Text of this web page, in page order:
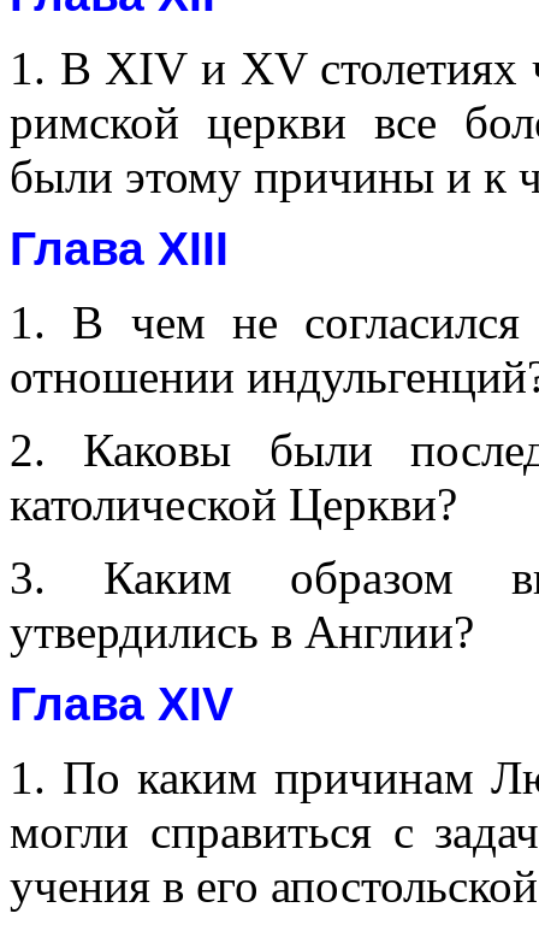
1. В XIV и XV столетиях
римской церкви все
были этому причины и к
Глава XIII
1. В чем не
отношении
2. Каковы были
католической Церкви?
3. Каким образом
утвердились в Англии?
Глава XIV
1. По каким причинам
могли справиться с
учения в его